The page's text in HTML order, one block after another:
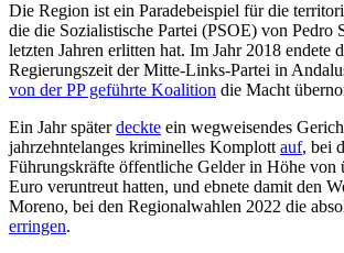
Die Region ist ein Paradebeispiel für die
die die Sozialistische Partei (PSOE) von Pedro
letzten Jahren erlitten hat. Im Jahr 2018 endete
Regierungszeit der Mitte-Links-Partei in
von der PP geführte Koalition die Macht
Ein Jahr späterdeckte ein wegweisendes
jahrzehntelanges kriminelles Komplott auf, bei
Führungskräfte öffentliche Gelder in Höhe von
Euro veruntreut hatten, und ebnete damit den
Moreno, bei den Regionalwahlen 2022 die
erringen.